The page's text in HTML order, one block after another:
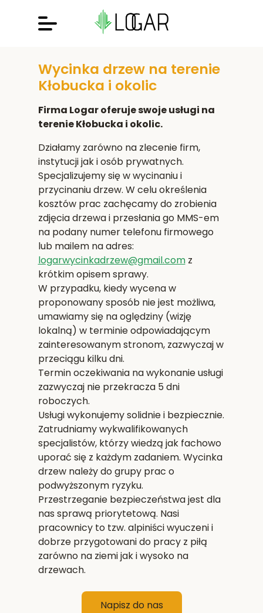
Wycinka drzew na terenie
Kłobucka i okolic
Firma Logar oferuje swoje usługi na
terenie Kłobucka i okolic.
Działamy zarówno na zlecenie firm,
instytucji jak i osób prywatnych.
Specjalizujemy się w wycinaniu i
przycinaniu drzew. W celu określenia
kosztów prac zachęcamy do zrobienia
zdjęcia drzewa i przesłania go MMS-em
na podany numer telefonu firmowego
lub mailem na adres:
logarwycinkadrzew@gmail.comz
krótkim opisem sprawy.
W przypadku, kiedy wycena w
proponowany sposób nie jest możliwa,
umawiamy się na oględziny (wizję
lokalną) w terminie odpowiadającym
zainteresowanym stronom, zazwyczaj w
przeciągu kilku dni.
Termin oczekiwania na wykonanie usługi
zazwyczaj nie przekracza 5 dni
roboczych.
Usługi wykonujemy solidnie i bezpiecznie.
Zatrudniamy wykwalifikowanych
specjalistów, którzy wiedzą jak fachowo
uporać się z każdym zadaniem. Wycinka
drzew należy do grupy prac o
podwyższonym ryzyku.
Przestrzeganie bezpieczeństwa jest dla
nas sprawą priorytetową. Nasi
pracownicy to tzw. alpiniści wyuczeni i
dobrze przygotowani do pracy z piłą
zarówno na ziemi jak i wysoko na
drzewach.
Napisz do nas